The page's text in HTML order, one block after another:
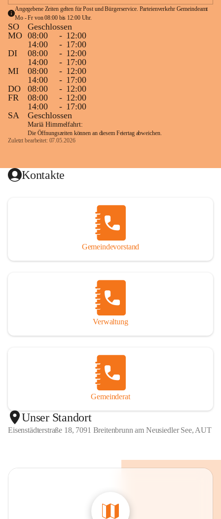
Angegebene Zeiten gelten für Post und Bürgerservice. Parteienverkehr Gemeindeamt
Mo - Fr von 08:00 bis 12:00 Uhr.
SO
Geschlossen
MO 08:00 - 12:00
14:00
- 17:00
DI
08:00 - 12:00
14:00
- 17:00
MI
08:00 - 12:00
14:00
- 17:00
DO
08:00 - 12:00
FR
08:00 - 12:00
14:00
- 17:00
SA
Geschlossen
Mariä Himmelfahrt:
Die Öffnungszeiten können an diesem Feiertag abweichen.
Zuletzt bearbeitet: 07.05.2026
Kontakte
Gemeindevorstand
Verwaltung
Gemeinderat
Unser Standort
Eisenstädterstraße 18, 7091 Breitenbrunn am Neusiedler See, AUT